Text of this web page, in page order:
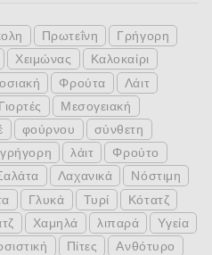
Πρωτεΐνη
Γρήγορη
Χειμώνας
Καλοκαίρι
Φρούτα
Λάιτ
Γιορτές
Μεσογειακή
φούρνου
σύνθετη
γρήγορη λάιτ
Φρούτο
Λαχανικά
Νόστιμη
Γλυκά Τυρί
Κότατζ
Χαμηλά λιπαρά
Υγεία
Πίτες
Ανθότυρο